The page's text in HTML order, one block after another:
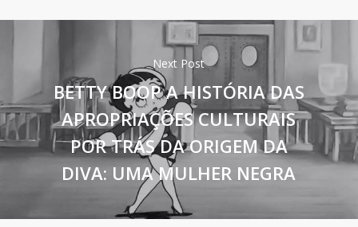
Next Post
BETTY BOOP A HISTÓRIA DAS
APROPRIAÇÕES CULTURAIS
POR TRÁS DA ORIGEM DA
DIVA: UMA MULHER NEGRA